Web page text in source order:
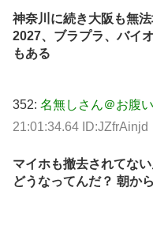
神奈川に続き大阪も無
2027、ブラプラ、バイ
もある
352: 名無しさん＠お腹い
21:01:34.64 ID:JZfrAinjd
マイホも撤去されてな
どうなってんだ？ 朝か